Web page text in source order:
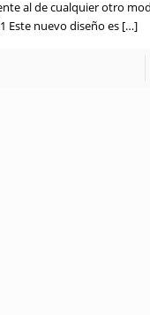
al de cualquier otro
Este nuevo diseño es […]